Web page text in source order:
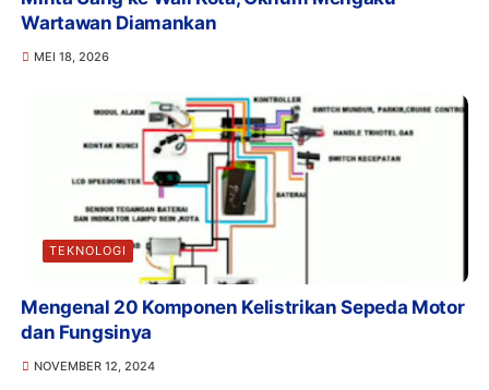
Wartawan Diamankan
MEI 18, 2026
TEKNOLOGI
Mengenal 20 Komponen Kelistrikan Sepeda Motor
dan Fungsinya
NOVEMBER 12, 2024